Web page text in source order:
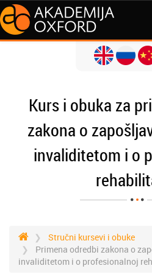
Kurs i obuka za
zakona o
invaliditetom i o
Stručni kursevi i obuke
Primena odredbi zakona o
invaliditetom i o profesionalnoj